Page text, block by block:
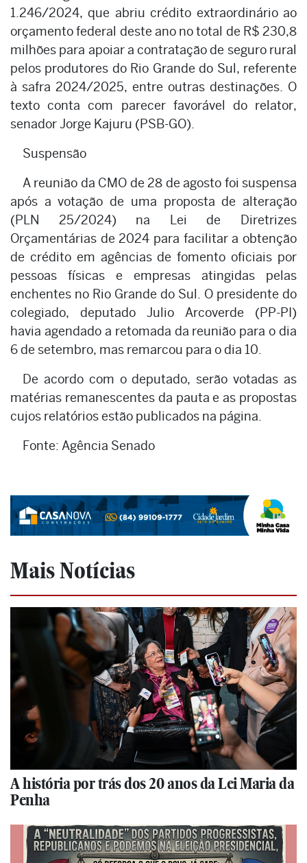
1.246/2024, que abriu crédito extraordinário ao
orçamento federal deste ano no total de R$ 230,8
milhões para apoiar a contratação de seguro rural
pelos produtores do Rio Grande do Sul, referente
à safra 2024/2025, entre outras destinações. O
texto conta com parecer favorável do relator,
senador Jorge Kajuru (PSB-GO).
Suspensão
A reunião da CMO de 28 de agosto foi suspensa
após a votação de uma proposta de alteração
(PLN 25/2024) na Lei de Diretrizes
Orçamentárias de 2024 para facilitar a obtenção
de crédito em agências de fomento oficiais por
pessoas físicas e empresas atingidas pelas
enchentes no Rio Grande do Sul. O presidente do
colegiado, deputado Julio Arcoverde (PP-PI)
havia agendado a retomada da reunião para o dia
6 de setembro, mas remarcou para o dia 10.
De acordo com o deputado, serão votadas as
matérias remanescentes da pauta e as propostas
cujos relatórios estão publicados na página.
Fonte: Agência Senado
Mais Notícias
A história por trás dos 20 anos da Lei Maria da
Penha